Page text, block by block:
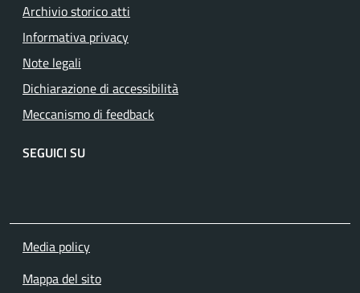
Archivio storico atti
Informativa privacy
Note legali
Dichiarazione di accessibilità
Meccanismo di feedback
SEGUICI SU
Media policy
Mappa del sito